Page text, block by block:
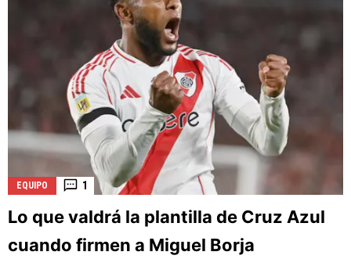
EQUIPO 1
Lo que valdrá la plantilla de Cruz Azul
cuando firmen a Miguel Borja